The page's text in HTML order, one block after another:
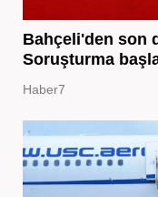
Bahçeli'den son
Soruşturma
Haber7